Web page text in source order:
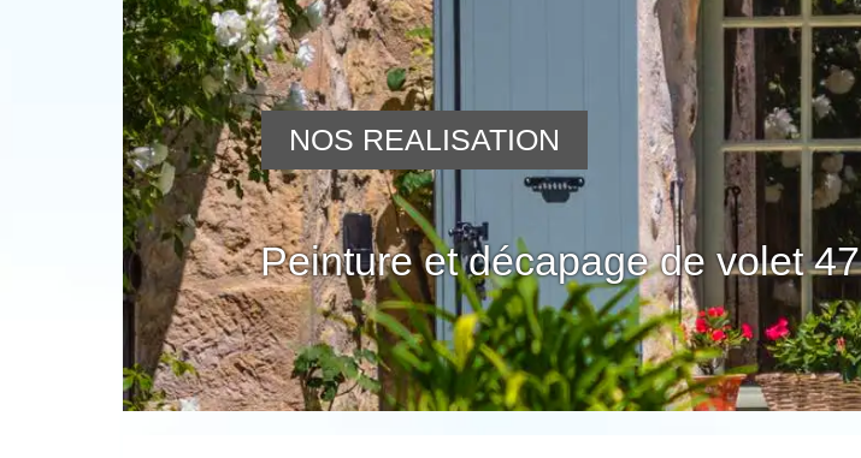
Peinture et décapage de volet 47
NOS REALISATION